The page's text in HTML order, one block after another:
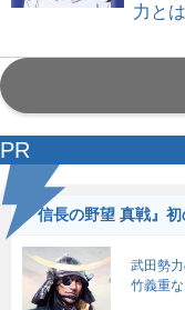
力とは
PR
『信長の野望 真戦』
武田勢
竹義重